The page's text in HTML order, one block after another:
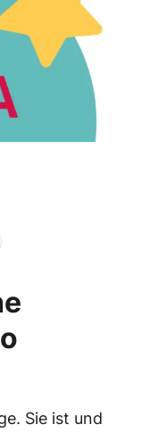
Sie ist und